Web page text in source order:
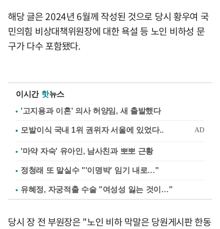
해당 글은 2024년 6월께 작성된 것으로 당시 황우여 국
민의힘 비상대책위원장에 대한 욕설 등 노인 비하성 문
구가 다수 포함됐다.
이시간 핫뉴스
'고지용과 이혼' 의사 허양임, 새 출발했다
'마약 자숙' 유아인, 남사친과 뽀뽀 근황
정청래 또 말실수 "'이명박' 임기 내로…"
유혜정, 자궁적출 수술 "여성성 잃는 것이…"
당시 장 전 부원장은 "노인 비하 막말은 당원게시판 한동